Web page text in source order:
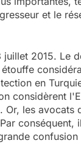
et le
juillet 2015. Le
en
considèrent
Or, les avocats
conséquent,
confusion